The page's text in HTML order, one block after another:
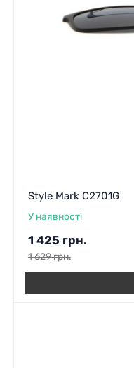
Style Mark C2701G
У наявності
1 425 грн.
1 629грн.